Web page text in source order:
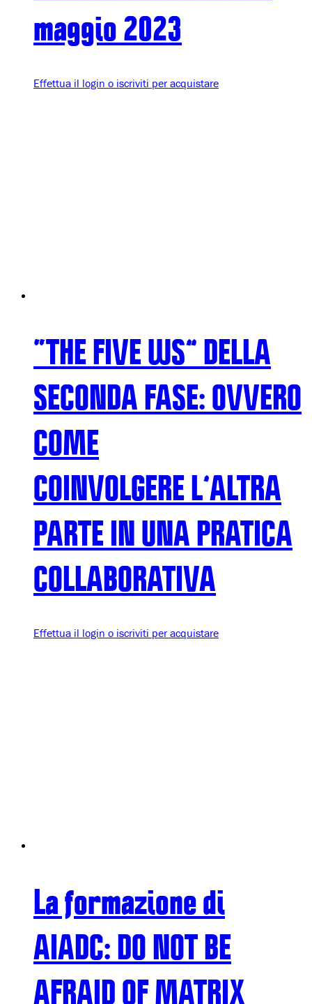
maggio 2023
Effettua il login o iscriviti per acquistare
“THE FIVE WS” DELLA
SECONDA FASE: OVVERO
COME
COINVOLGERE L’ALTRA
PARTE IN UNA PRATICA
COLLABORATIVA
Effettua il login o iscriviti per acquistare
La formazione di
AIADC: DO NOT BE
AFRAID OF MATRIX